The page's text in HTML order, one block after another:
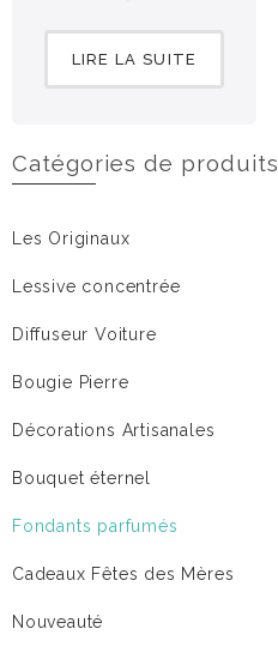
sur 5
LIRE LA SUITE
Catégories de produits
Les Originaux
Lessive concentrée
Diffuseur Voiture
Bougie Pierre
Décorations Artisanales
Bouquet éternel
Fondants parfumés
Cadeaux Fêtes des Mères
Nouveauté